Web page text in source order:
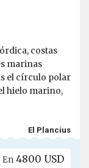
costas
marinas
el círculo polar
hielo marino,
El Plancius
En 4800 USD